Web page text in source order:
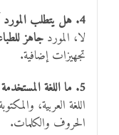
4. هل يتطلب المورد أي تحضيرات مسبقة؟
لا، المورد جاهز
تجهيزات إضافية.
5. ما اللغة المستخدمة في الملصقات؟
اللغة العربية،
الحروف والكلمات.